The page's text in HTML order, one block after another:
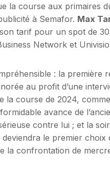
la course aux primaires
à Semafor. Max
tarif pour un spot de
Network et
: la première
au profit d’une
la course de 2024,
avance de
contre lui ; et la
le premier choix
la confrontation de